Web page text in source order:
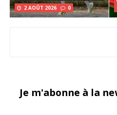
2 AOÛT 2026 0
Je m'abonne à la